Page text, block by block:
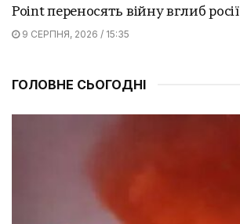
Point переносять війну вглиб росії
9 СЕРПНЯ, 2026 / 15:35
ГОЛОВНЕ СЬОГОДНІ